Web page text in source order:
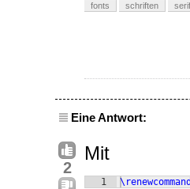
fonts schriften
Eine Antwort:
2
Mit
1 \renewcommand